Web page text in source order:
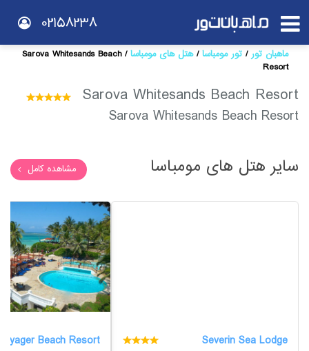
02158238
ماهبان تور تور مومباسا هتل های مومباسا Sarova Whitesands Beach
Resort
Sarova Whitesands Beach Resort
Sarova Whitesands Beach Resort
سایر هتل های مومباسا مشاهده کامل
Severin Sea Lodge
Beach Resort